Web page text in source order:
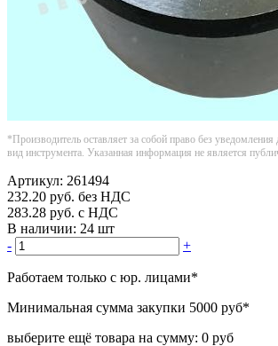
*Производитель оставляет за собой право без
вид инструмента. Указанная информация не является
Артикул: 261494
232.20 руб. без НДС
283.28 руб. с НДС
В наличии: 24 шт
-
+
Работаем только с юр. лицами*
Минимальная сумма закупки 5000 руб*
выберите ещё товара на сумму: 0 руб